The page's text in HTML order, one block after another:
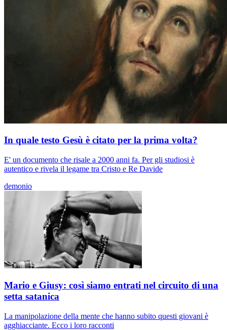
In quale testo Gesù è citato per la prima volta?
E' un documento che risale a 2000 anni fa. Per gli studiosi è
autentico e rivela il legame tra Cristo e Re Davide
demonio
Mario e Giusy: così siamo entrati nel circuito di una
setta satanica
La manipolazione della mente che hanno subito questi giovani è
agghiacciante. Ecco i loro racconti